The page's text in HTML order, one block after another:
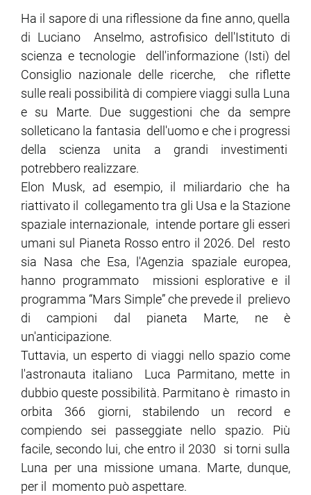
Ha il sapore di una riflessione da fine anno, quella
di Luciano Anselmo, astrofisico dell'Istituto di
scienza e tecnologie dell'informazione (Isti) del
Consiglio nazionale delle ricerche, che riflette
sulle reali possibilità di compiere viaggi sulla Luna
e su Marte. Due suggestioni che da sempre
solleticano la fantasia dell'uomo e che i progressi
della scienza unita a grandi investimenti
potrebbero realizzare.
Elon Musk, ad esempio, il miliardario che ha
riattivato il collegamento tra gli Usa e la Stazione
spaziale internazionale, intende portare gli esseri
umani sul Pianeta Rosso entro il 2026. Del resto
sia Nasa che Esa, l'Agenzia spaziale europea,
hanno programmato missioni esplorative e il
programma “Mars Simple” che prevede il prelievo
di campioni dal pianeta Marte, ne è
un'anticipazione.
Tuttavia, un esperto di viaggi nello spazio come
l'astronauta italiano Luca Parmitano, mette in
dubbio queste possibilità. Parmitano è rimasto in
orbita 366 giorni, stabilendo un record e
compiendo sei passeggiate nello spazio. Più
facile, secondo lui, che entro il 2030 si torni sulla
Luna per una missione umana. Marte, dunque,
per il momento può aspettare.